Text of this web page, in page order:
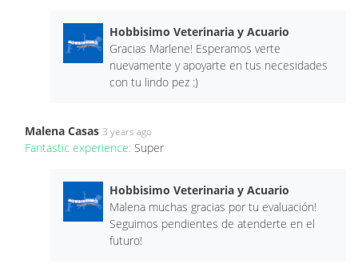
Hobbisimo Veterinaria y Acuario
Gracias Marlene! Esperamos verte
nuevamente y apoyarte en tus necesidades
con tu lindo pez :)
Malena Casas 3 years ago
Fantastic experience: Super
Hobbisimo Veterinaria y Acuario
Malena muchas gracias por tu evaluación!
Seguimos pendientes de atenderte en el
futuro!